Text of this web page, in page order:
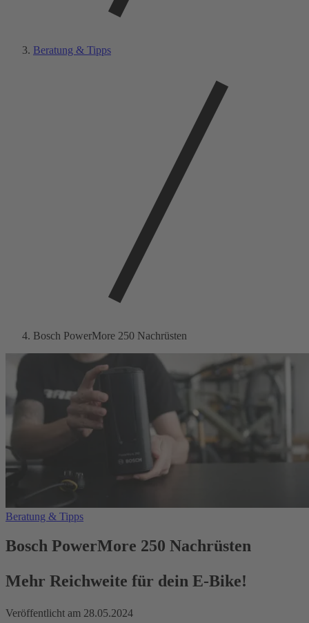
Beratung & Tipps
Bosch PowerMore 250 Nachrüsten
Beratung & Tipps
Bosch PowerMore 250 Nachrüsten
Mehr Reichweite für dein E-Bike!
Veröffentlicht am 28.05.2024